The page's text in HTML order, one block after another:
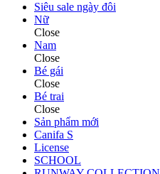
Siêu sale ngày đôi
Nữ
Close
Nam
Close
Bé gái
Close
Bé trai
Close
Sản phẩm mới
Canifa S
License
SCHOOL